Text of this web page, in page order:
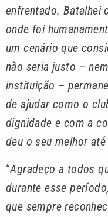
enfrentado. Batalhei
onde foi
um cenário que
não seria justo –
instituição –
de ajudar como o
dignidade e com a
deu o seu melhor
“Agradeço a todos
durante esse
que sempre